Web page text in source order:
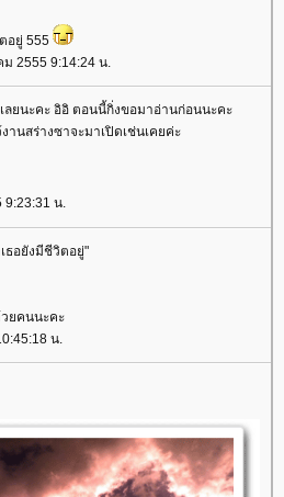
อยู่ 555
2555 9:14:24 น.
ลยนะคะ อิอิ ตอนนี้กิ่งขอมาอ่านก่อนนะคะ
านสร่างซาจะมาเปิดเช่นเคยค่ะ
9:23:31 น.
ธอยังมีชีวิตอยู่"
ยคนนะคะ
น.